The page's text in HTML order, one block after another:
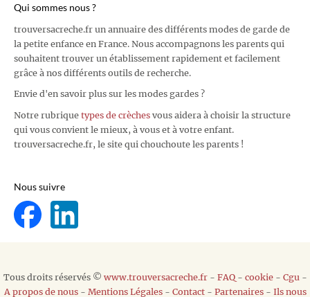
Qui sommes nous ?
trouversacreche.fr un annuaire des différents modes de garde de
la petite enfance en France. Nous accompagnons les parents qui
souhaitent trouver un établissement rapidement et facilement
grâce à nos différents outils de recherche.
Envie d'en savoir plus sur les modes gardes ?
Notre rubrique types de crèches vous aidera à choisir la structure
qui vous convient le mieux, à vous et à votre enfant.
trouversacreche.fr, le site qui chouchoute les parents !
Nous suivre
Tous droits réservés © www.trouversacreche.fr- FAQ- cookie- Cgu-
A propos de nous- Mentions Légales- Contact- Partenaires- Ils nous